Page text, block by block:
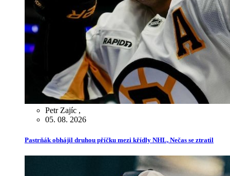
Petr Zajíc ,
05. 08. 2026
Pastrňák obhájil druhou příčku mezi křídly NHL, Nečas se ztratil